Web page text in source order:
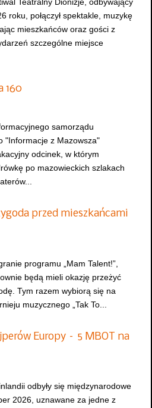
roku, połączył spektakle, muzykę
mieszkańców oraz gości z
szczególne miejsce
160
samorządu
"Informacje z Mazowsza"
odcinek, w którym
po mazowieckich szlakach
przed mieszkańcami
programu „Mam Talent!”,
będą mieli okazję przeżyć
Tym razem wybiorą się na
muzycznego „Tak To...
Europy – 5 MBOT na
odbyły się międzynarodowe
2026, uznawane za jedne z